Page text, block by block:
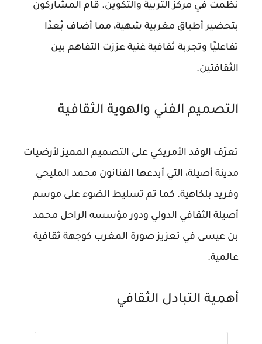
نظمت في مركز التربية والتكوين. قام المشاركون
بتحضير أطباق مغربية شهية، مما أضاف بُعدًا
تفاعليًا وتجربة ثقافية غنية عززت التفاهم بين
الثقافتين.
التصميم الفني والهوية الثقافية
تعرّف الوفد الأمريكي على التصميم المميز لأرضيات
مدينة أصيلة، التي أبدعها الفنانون محمد المليحي
وفريد بلكاهية. كما تم تسليط الضوء على موسم
أصيلة الثقافي الدولي ودور مؤسسه الراحل محمد
بن عيسى في تعزيز صورة المغرب كوجهة ثقافية
عالمية.
أهمية التبادل الثقافي